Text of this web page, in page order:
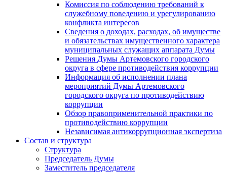
Комиссия по соблюдению требований к
служебному поведению и урегулированию
конфликта интересов
Сведения о доходах, расходах, об имуществе
и обязательствах имущественного характера
муниципальных служащих аппарата Думы
Решения Думы Артемовского городского
округа в сфере противодействия коррупции
Информация об исполнении плана
мероприятий Думы Артемовского
городского округа по противодействию
коррупции
Обзор правоприменительной практики по
противодействию коррупции
Независимая антикоррупционная экспертиза
Состав и структура
Структура
Председатель Думы
Заместитель председателя